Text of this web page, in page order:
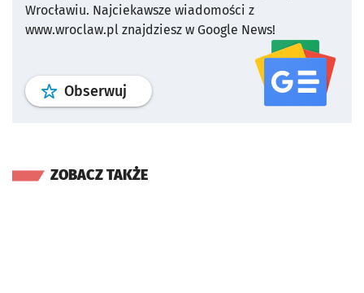
Wrocławiu. Najciekawsze wiadomości z
www.wroclaw.pl znajdziesz w Google News!
Obserwuj profil serwisu
ZOBACZ TAKŻE